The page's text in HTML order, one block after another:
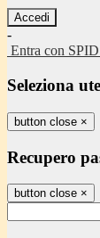
-
Entra con SPID
Seleziona
button close ×
Recupero
button close ×